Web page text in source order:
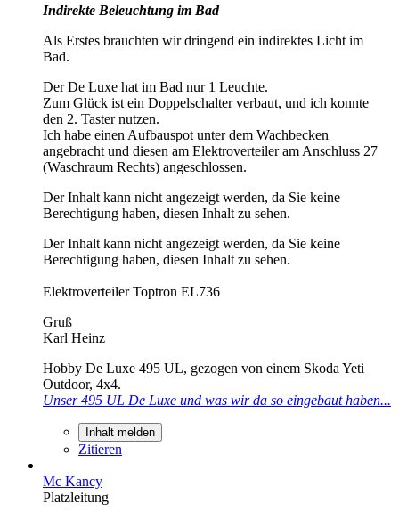
Indirekte Beleuchtung im Bad
Als Erstes brauchten wir dringend ein indirektes Licht im
Bad.
Der De Luxe hat im Bad nur 1 Leuchte.
Zum Glück ist ein Doppelschalter verbaut, und ich konnte
den 2. Taster nutzen.
Ich habe einen Aufbauspot unter dem Wachbecken
angebracht und diesen am Elektroverteiler am Anschluss 27
(Waschraum Rechts) angeschlossen.
Der Inhalt kann nicht angezeigt werden, da Sie keine
Berechtigung haben, diesen Inhalt zu sehen.
Der Inhalt kann nicht angezeigt werden, da Sie keine
Berechtigung haben, diesen Inhalt zu sehen.
Elektroverteiler Toptron EL736
Gruß
Karl Heinz
Hobby De Luxe 495 UL, gezogen von einem Skoda Yeti
Outdoor, 4x4.
Unser 495 UL De Luxe und was wir da so eingebaut haben...
Inhalt melden
Zitieren
Mc Kancy
Platzleitung